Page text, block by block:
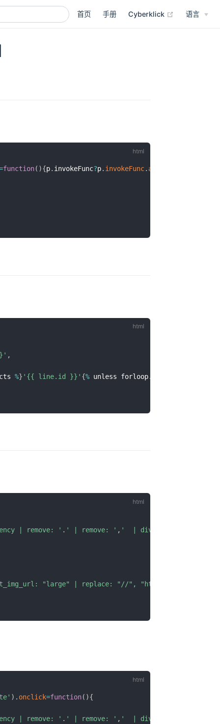
首页 手册 Cyberklick (opens new
语言
function( ){p. invokeFunc?p. invokeFunc. apply
,
%} '{{ line.id }}' {% unless forloop.
| remove: ' . ' | remove: ' , '  | divided_by: 100.0
"large" | replace: "//", "https://"}}'
) . onclick=function( ){
| remove: ' . ' | remove: ' , '  | divided_by: 100.0